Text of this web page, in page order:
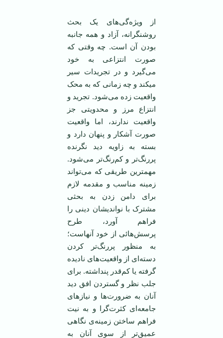
از ویژه‌گی‌های یک بحث
روشنگرانه، آزاد و همه جانبه
بودن آن است. چه وقتی که
صورت انتزاعی به خود
می‌گیرد و در تجریدات سیر
میکند و چه زمانی که به محک
واقعیت زده می‌شود. تجرید و
انتزاع مرز و محدویتی جز
واقعیت ندارند، اما واقعیت
صورت آشکار و پنهان دارد و
بسته به زاویه دید نگرنده
پررنگ‌تر و کم‌رنگ‌تر می‌شود.
مهمترین طریقی که می‌تواند
زمینه مناسب و مقدمه لازم
برای دامن زدن به بحثی
مشترک با نواندیشان دینی را
فراهم آورد، طرح
پرسش‌هائی از خود آنهاست؛
به منظور پررنگ‌‌تر کردن
دسته‌ای از واقعیت‌های نادیده
گرفته یا کم‌قدر پنداشته. برای
جلب نظر و گستردن افق دید
آنان به ضرورت‌ها و نیازهای
جامعه‌ای کثرت‌گرا و به نیت
فراهم ساختن زمینه‌ی نگاهی
عمیق‌تر از سوی آنان به